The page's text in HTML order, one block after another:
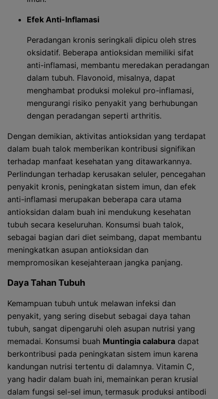
Efek Anti-Inflamasi
Peradangan kronis seringkali dipicu oleh stres
oksidatif. Beberapa antioksidan memiliki sifat
anti-inflamasi, membantu meredakan peradangan
dalam tubuh. Flavonoid, misalnya, dapat
menghambat produksi molekul pro-inflamasi,
mengurangi risiko penyakit yang berhubungan
dengan peradangan seperti arthritis.
Dengan demikian, aktivitas antioksidan yang terdapat
dalam buah talok memberikan kontribusi signifikan
terhadap manfaat kesehatan yang ditawarkannya.
Perlindungan terhadap kerusakan seluler, pencegahan
penyakit kronis, peningkatan sistem imun, dan efek
anti-inflamasi merupakan beberapa cara utama
antioksidan dalam buah ini mendukung kesehatan
tubuh secara keseluruhan. Konsumsi buah talok,
sebagai bagian dari diet seimbang, dapat membantu
meningkatkan asupan antioksidan dan
mempromosikan kesejahteraan jangka panjang.
Daya Tahan Tubuh
Kemampuan tubuh untuk melawan infeksi dan
penyakit, yang sering disebut sebagai daya tahan
tubuh, sangat dipengaruhi oleh asupan nutrisi yang
memadai. Konsumsi buah Muntingia calabura dapat
berkontribusi pada peningkatan sistem imun karena
kandungan nutrisi tertentu di dalamnya. Vitamin C,
yang hadir dalam buah ini, memainkan peran krusial
dalam fungsi sel-sel imun, termasuk produksi antibodi